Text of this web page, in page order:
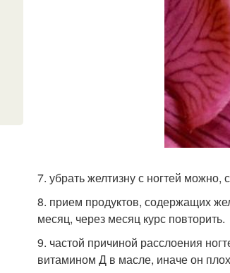
7. убрать желтизну с ногтей можно,
8. прием продуктов, содержащих
месяц, через месяц курс повторить.
9. частой причиной расслоения
витамином Д в масле, иначе он